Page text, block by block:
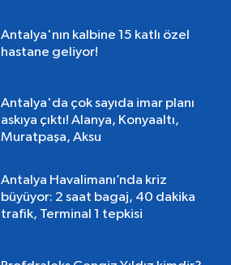
Antalya'nın kalbine 15 katlı özel
hastane geliyor!
Antalya'da çok sayıda imar planı
askıya çıktı! Alanya, Konyaaltı,
Muratpaşa, Aksu
Antalya Havalimanı’nda kriz
büyüyor: 2 saat bagaj, 40 dakika
trafik, Terminal 1 tepkisi